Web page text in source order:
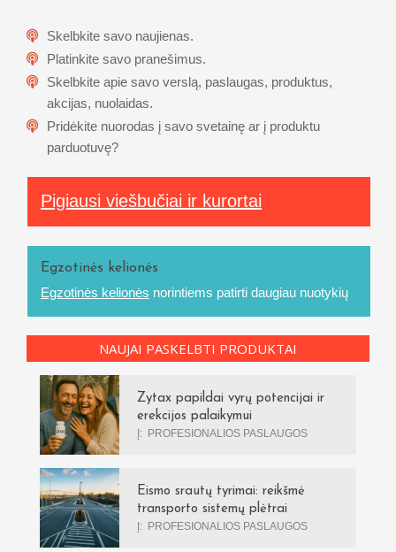
Skelbkite savo naujienas.
Platinkite savo pranešimus.
Skelbkite apie savo verslą, paslaugas, produktus,
akcijas, nuolaidas.
Pridėkite nuorodas į savo svetainę ar į produktu
parduotuvę?
Pigiausi viešbučiai ir kurortai
Egzotinės kelionės
Egzotinės kelionės norintiems patirti daugiau nuotykių
NAUJAI PASKELBTI PRODUKTAI
Zytax papildai vyrų potencijai ir
erekcijos palaikymui
Į: PROFESIONALIOS PASLAUGOS
Eismo srautų tyrimai: reikšmė
transporto sistemų plėtrai
Į: PROFESIONALIOS PASLAUGOS